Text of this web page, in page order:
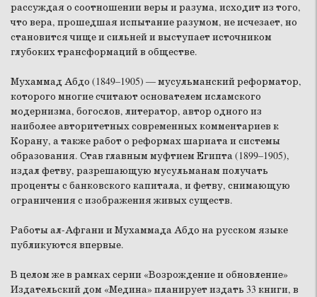
рассуждая о соотношении веры и разума, исходит из того,
что вера, прошедшая испытание разумом, не исчезает, но
становится чище и сильней и выступает источником
глубоких трансформаций в обществе.
Мухаммад Абдо (1849–1905) ― мусульманский реформатор,
которого многие считают основателем исламского
модернизма, богослов, литератор, автор одного из
наиболее авторитетных современных комментариев к
Корану, а также работ о реформах шариата и системы
образования. Став главным муфтием Египта (1899–1905),
издал фетву, разрешающую мусульманам получать
проценты с банковского капитала, и фетву, снимающую
ограничения с изображения живых существ.
Работы ал-Афгани и Мухаммада Абдо на русском языке
публикуются впервые.
В целом же в рамках серии «Возрождение и обновление»
Издательский дом «Медина» планирует издать 33 книги, в